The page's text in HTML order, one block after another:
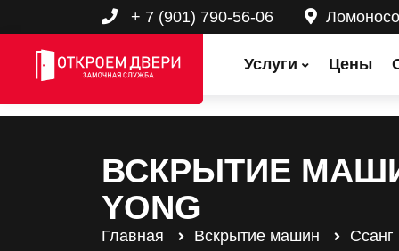
+ 7 (901) 790-56-06
Услуги Цены
ВСКРЫТИЕ
YONG
Главная Вскрытие машин Ссанг